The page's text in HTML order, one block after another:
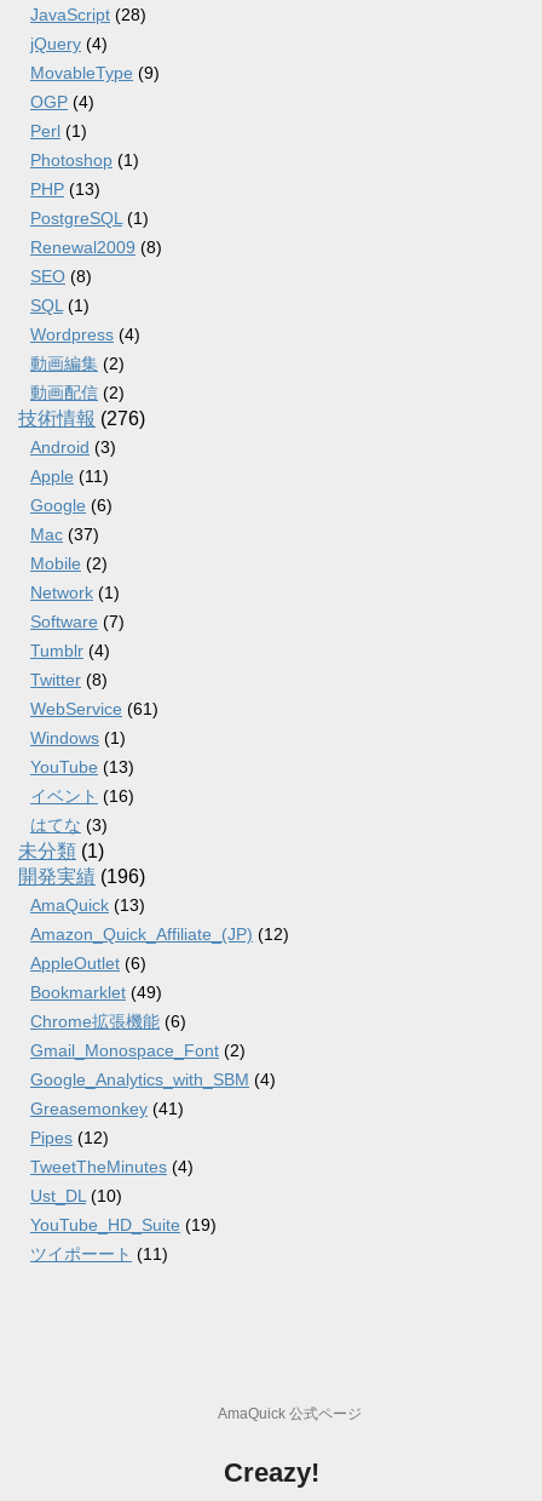
JavaScript (28)
jQuery (4)
MovableType (9)
OGP (4)
Perl (1)
Photoshop (1)
PHP (13)
PostgreSQL (1)
Renewal2009 (8)
SEO (8)
SQL (1)
Wordpress (4)
動画編集 (2)
動画配信 (2)
技術情報 (276)
Android (3)
Apple (11)
Google (6)
Mac (37)
Mobile (2)
Network (1)
Software (7)
Tumblr (4)
Twitter (8)
WebService (61)
Windows (1)
YouTube (13)
イベント (16)
はてな (3)
未分類 (1)
開発実績 (196)
AmaQuick (13)
Amazon_Quick_Affiliate_(JP) (12)
AppleOutlet (6)
Bookmarklet (49)
Chrome拡張機能 (6)
Gmail_Monospace_Font (2)
Google_Analytics_with_SBM (4)
Greasemonkey (41)
Pipes (12)
TweetTheMinutes (4)
Ust_DL (10)
YouTube_HD_Suite (19)
ツイポーート (11)
AmaQuick 公式ページ
Creazy!